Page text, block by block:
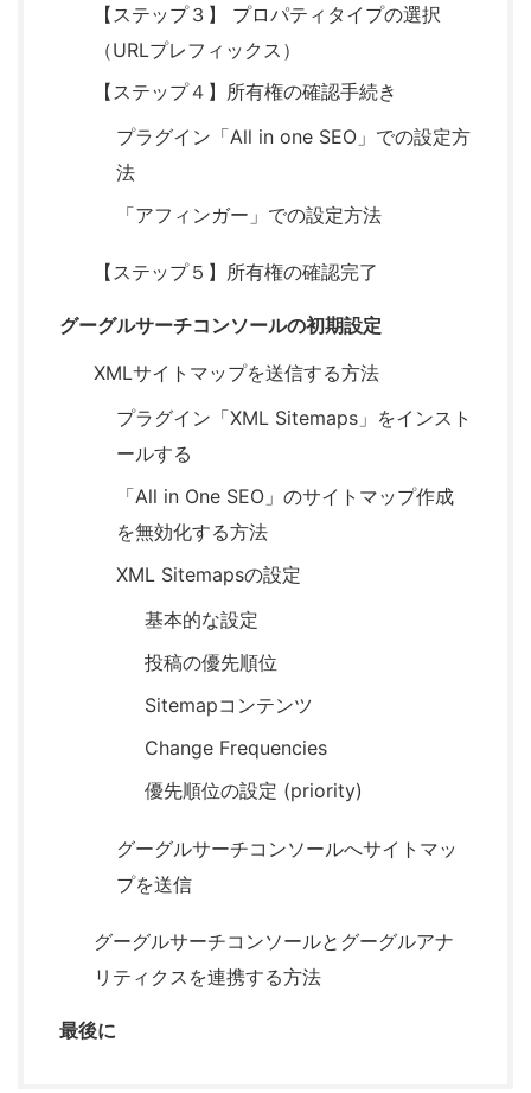
【ステップ３】 プロパティタイプの選択
（URLプレフィックス）
【ステップ４】所有権の確認手続き
プラグイン「All in one SEO」での設定方
法
「アフィンガー」での設定方法
【ステップ５】所有権の確認完了
グーグルサーチコンソールの初期設定
XMLサイトマップを送信する方法
プラグイン「XML Sitemaps」をインスト
ールする
「All in One SEO」のサイトマップ作成
を無効化する方法
XML Sitemapsの設定
基本的な設定
投稿の優先順位
Sitemapコンテンツ
Change Frequencies
優先順位の設定 (priority)
グーグルサーチコンソールへサイトマッ
プを送信
グーグルサーチコンソールとグーグルアナ
リティクスを連携する方法
最後に